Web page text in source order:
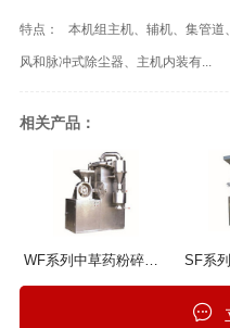
特点： 本机组主机、辅机、集管道
风和脉冲式除尘器、主机内装有...
相关产品：
WF系列中草药粉碎机组 SF系